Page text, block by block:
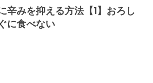
辛みを抑える方法【1】おろし
に食べない